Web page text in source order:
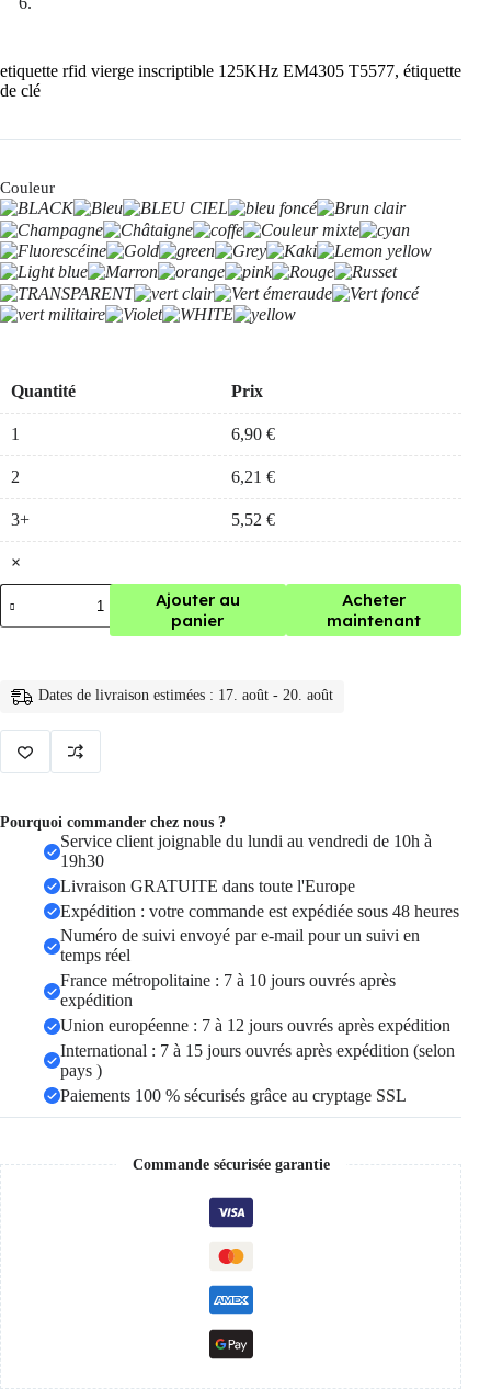
etiquette rfid vierge inscriptible 125KHz EM4305 T5577, étiquette
de clé
Couleur
Quantité Prix
1 6,90 €
2 6,21 €
3+ 5,52 €
×
quantité
de
etiquette
125KHz
étiquette
de
Ajouter au
panier
Acheter
maintenant
Dates de livraison estimées : 17. août - 20. août
Pourquoi commander chez nous ?
Service client joignable du lundi au vendredi de 10h à
19h30
Livraison GRATUITE dans toute l'Europe
Expédition : votre commande est expédiée sous 48 heures
Numéro de suivi envoyé par e-mail pour un suivi en
temps réel
France métropolitaine : 7 à 10 jours ouvrés après
expédition
Union européenne : 7 à 12 jours ouvrés après expédition
International : 7 à 15 jours ouvrés après expédition (selon
pays )
Paiements 100 % sécurisés grâce au cryptage SSL
Commande sécurisée garantie